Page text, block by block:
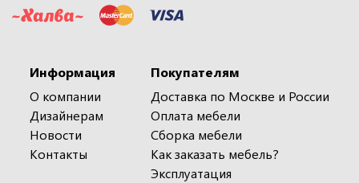
Информация
О компании
Дизайнерам
Новости
Контакты
Покупателям
Доставка по Москве и России
Оплата мебели
Сборка мебели
Как заказать мебель?
Эксплуатация